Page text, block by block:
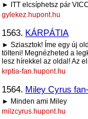
► ITT elcsíphetsz pár
gylekez.hupont.hu
1563. KÁRPÁTIA
► Sziasztok! Íme egy új
tölteni! Megnézheted a
lesz hírekkel az oldal! Az
krptia-fan.hupont.hu
1564. Miley Cyrus
► Minden ami Miley
milzcyrus.hupont.hu